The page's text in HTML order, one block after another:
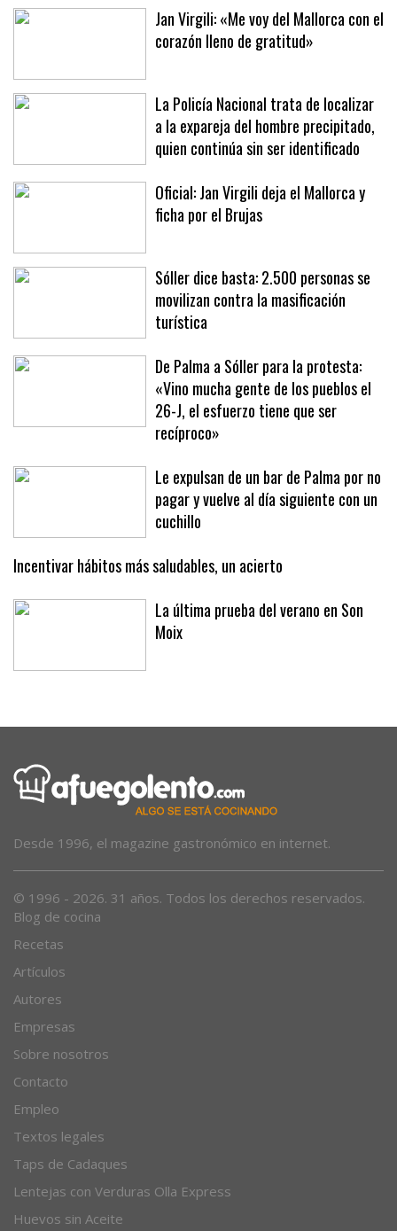
Jan Virgili: «Me voy del Mallorca con el
corazón lleno de gratitud»
La Policía Nacional trata de localizar
a la expareja del hombre precipitado,
quien continúa sin ser identificado
Oficial: Jan Virgili deja el Mallorca y
ficha por el Brujas
Sóller dice basta: 2.500 personas se
movilizan contra la masificación
turística
De Palma a Sóller para la protesta:
«Vino mucha gente de los pueblos el
26-J, el esfuerzo tiene que ser
recíproco»
Le expulsan de un bar de Palma por no
pagar y vuelve al día siguiente con un
cuchillo
Incentivar hábitos más saludables, un acierto
La última prueba del verano en Son
Moix
Desde 1996, el magazine gastronómico en internet.
© 1996 - 2026. 31 años. Todos los derechos reservados.
Blog de cocina
Recetas
Artículos
Autores
Empresas
Sobre nosotros
Contacto
Empleo
Textos legales
Taps de Cadaques
Lentejas con Verduras Olla Express
Huevos sin Aceite